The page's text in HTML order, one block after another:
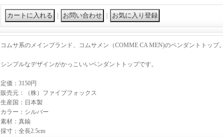
コムサ系のメインブランド、コムサメン（COMME CA MEN)のペンダントトップ
シンプルなデザインがかっこいいペンダントトップです。
定価：3150円
販売元：（株）ファイブフォックス
生産国：日本製
カラー：シルバー
素材：真鍮
採寸：全長2.5cm